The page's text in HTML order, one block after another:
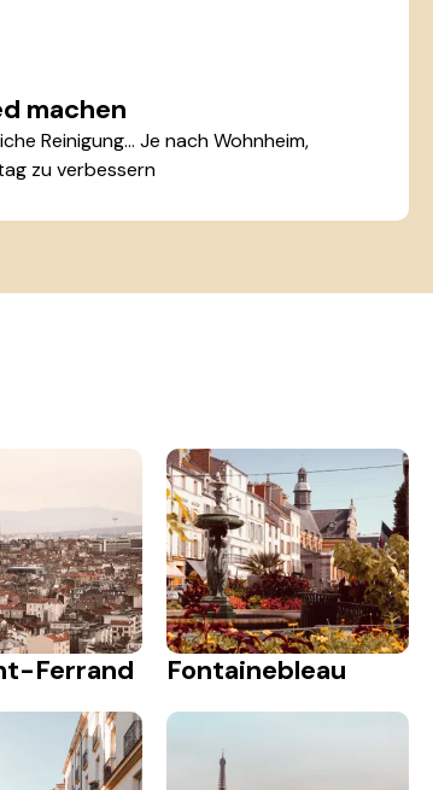
machen
Reinigung... Je nach Wohnheim,
zu verbessern
Ferrand Fontainebleau